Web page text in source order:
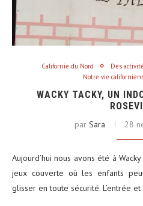
Californie du Nord
Des
Notre vie
WACKY TACKY, UN
par Sara 28
Aujourd’hui nous avons été à
jeux couverte où les enfants
glisser en toute sécurité. L’entrée